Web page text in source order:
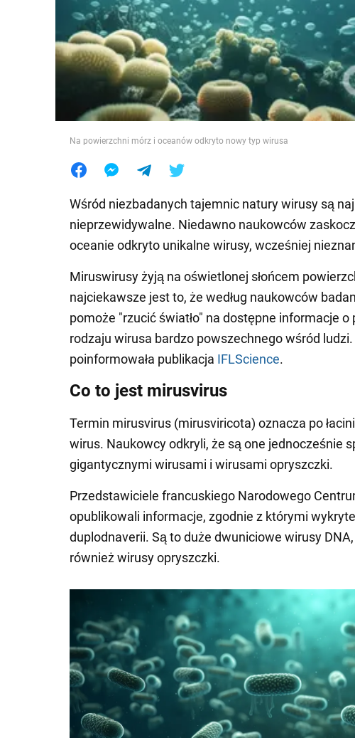
Jedzenie
Na powierzchni mórz i oceanów odkryto nowy typ wirusa
Wśród niezbadanych tajemnic natury wirusy są
nieprzewidywalne. Niedawno naukowców
oceanie odkryto unikalne wirusy, wcześniej
Miruswirusy żyją na oświetlonej słońcem
najciekawsze jest to, że według naukowców
pomoże "rzucić światło" na dostępne informacje
rodzaju wirusa bardzo powszechnego wśród ludzi.
poinformowała publikacja IFLScience.
Co to jest mirusvirus
Termin mirusvirus (mirusviricota) oznacza po
wirus. Naukowcy odkryli, że są one jednocześnie
gigantycznymi wirusami i wirusami opryszczki.
Przedstawiciele francuskiego Narodowego
opublikowali informacje, zgodnie z którymi
duplodnaverii. Są to duże dwuniciowe wirusy
również wirusy opryszczki.